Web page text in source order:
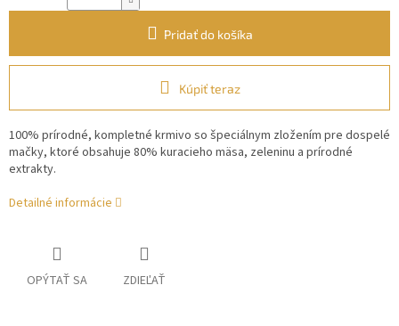
Pridať do košíka
Kúpiť teraz
100% prírodné, kompletné krmivo so špeciálnym zložením pre dospelé
mačky, ktoré obsahuje 80% kuracieho mäsa, zeleninu a prírodné
extrakty.
Detailné informácie
OPÝTAŤ SA ZDIEĽAŤ